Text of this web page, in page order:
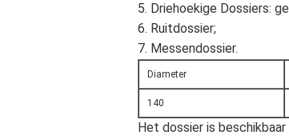
5. Driehoekige Dossiers:
6. Ruitdossier;
7. Messendossier.
Diameter
140
Het dossier is